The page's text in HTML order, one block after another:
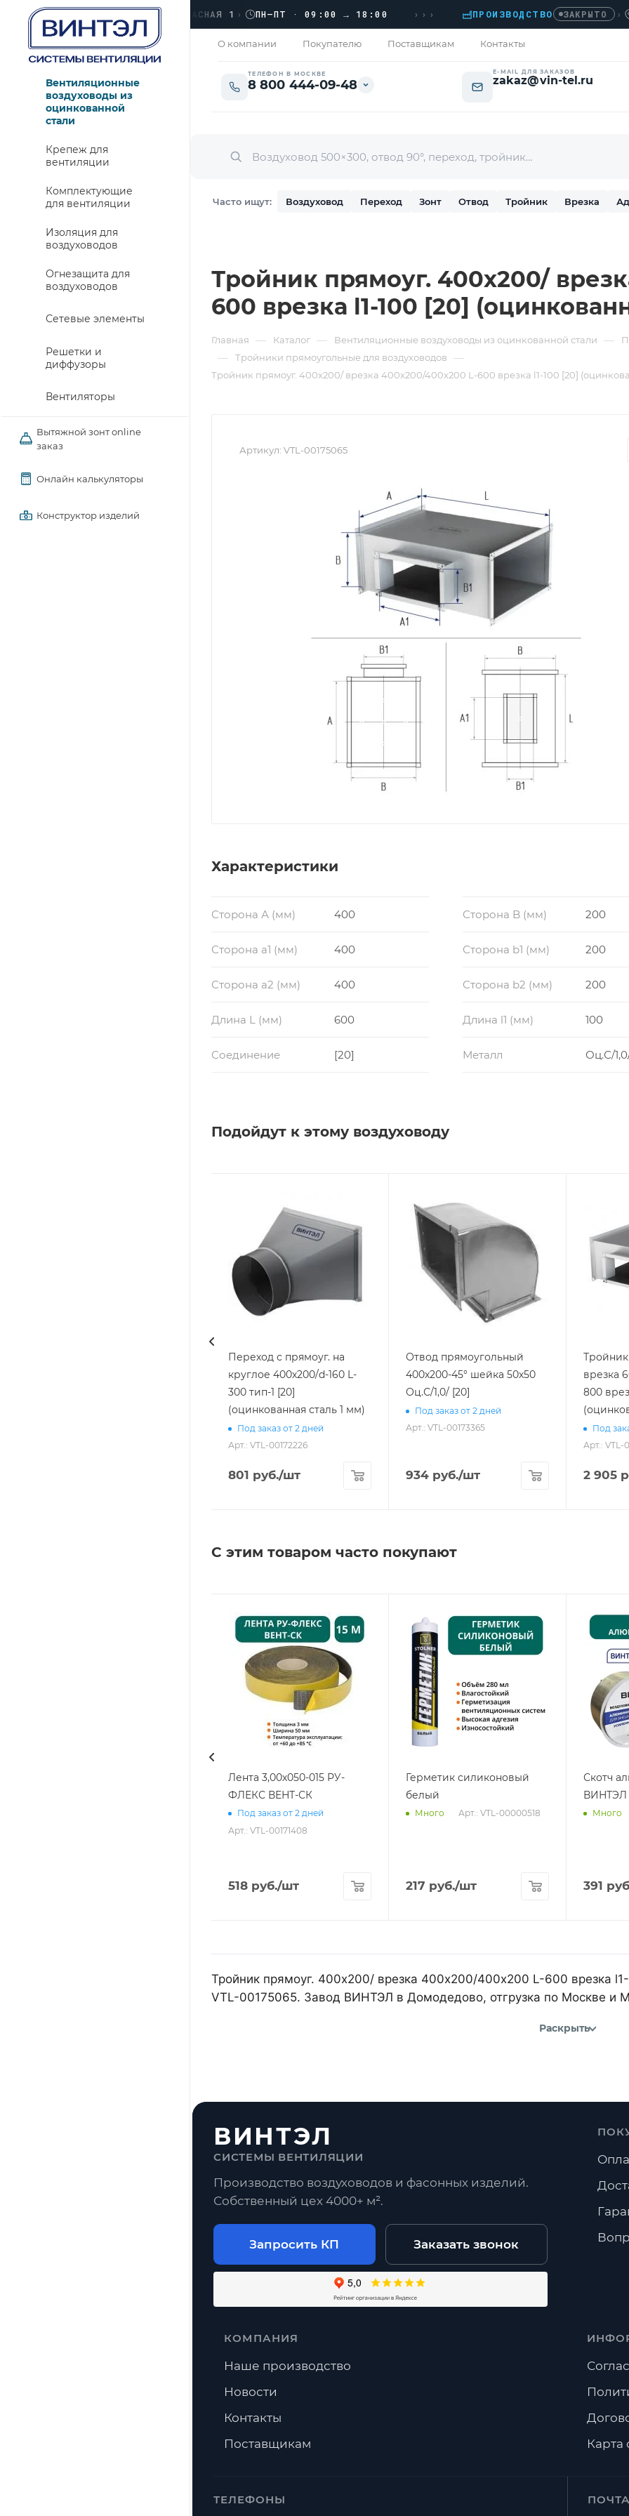
› ЛЮБЕРЦЫ, УЛ. КРАСНАЯ 1› ПН–ПТ · 09:00 → 18:00 ››› ПРОИЗВОДСТВО ЗАКРЫТО ›
О компании Покупателю Поставщикам Контакты
ТЕЛЕФОН В МОСКВЕ
8 800 444-09-48
E-MAIL ДЛЯ ЗАКАЗОВ
zakaz@vin-tel.ru
Часто ищут: Воздуховод Переход Зонт Отвод Тройник Врезка
Вентиляционные
воздуховоды из
оцинкованной
стали
Крепеж для
вентиляции
Комплектующие
для вентиляции
Изоляция для
воздуховодов
Огнезащита для
воздуховодов
Сетевые элементы
Решетки и
диффузоры
Вентиляторы
Вытяжной зонт online
заказ
Онлайн калькуляторы
Конструктор изделий
Тройник прямоуг. 400х200/
600 врезка l1-100 [20]
Главная — Каталог — Вентиляционные воздуховоды из оцинкованной стали —
— Тройники прямоугольные для воздуховодов —
Тройник прямоуг. 400х200/ врезка 400х200/400х200 L-600 врезка l1-100 [20]
Артикул: VTL-00175065
Характеристики
Сторона А (мм) 400 Сторона B (мм) 200
Сторона a1 (мм) 400 Сторона b1 (мм) 200
Сторона a2 (мм) 400 Сторона b2 (мм) 200
Длина L (мм) 600 Длина l1 (мм) 100
Соединение [20] Металл Оц.С/
Подойдут к этому воздуховоду
Переход с прямоуг. на
круглое 400х200/d-160 L-
300 тип-1 [20]
(оцинкованная сталь 1 мм)
Под заказ от 2 дней
Арт.: VTL-00172226
801 руб./шт
Отвод прямоугольный
400х200-45° шейка 50х50
Оц.С/1,0/ [20]
Под заказ от 2 дней
Арт.: VTL-00173365
934 руб./шт
врезка
800 врезка l1-100 [20]
Под
Арт.: VTL-
2 905
С этим товаром часто покупают
Лента 3,00х050-015 РУ-
ФЛЕКС ВЕНТ-СК
Под заказ от 2 дней
Арт.: VTL-00171408
518 руб./шт
Герметик силиконовый
белый
Много Арт.: VTL-00000518
217 руб./шт
Скотч
ВИНТЭЛ
Много
391
Тройник прямоуг. 400х200/ врезка 400х200/400х200 L-600 врезка
VTL-00175065. Завод ВИНТЭЛ в Домодедово, отгрузка по Москве и
Раскрыть
ВИНТЭЛ
СИСТЕМЫ ВЕНТИЛЯЦИИ
Производство воздуховодов и фасонных изделий.
Собственный цех 4000+ м².
Запросить КП Заказать звонок
ТЕЛЕФОНЫ
КОМПАНИЯ
Наше производство
Новости
Контакты
Поставщикам
Карта